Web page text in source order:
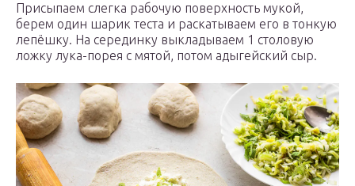
Присыпаем слегка рабочую поверхность мукой,
берем один шарик теста и раскатываем его в тонкую
лепёшку. На серединку выкладываем 1 столовую
ложку лука-порея с мятой, потом адыгейский сыр.